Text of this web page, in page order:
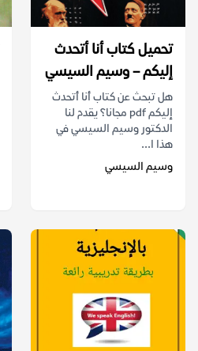
تحميل كتاب أنا أتحدث
إليكم – وسيم السيسي
هل تبحث عن كتاب أنا أتحدث
إليكم pdf مجانا؟ يقدم لنا
الدكتور وسيم السيسي في
هذا ا...
وسيم السيسي